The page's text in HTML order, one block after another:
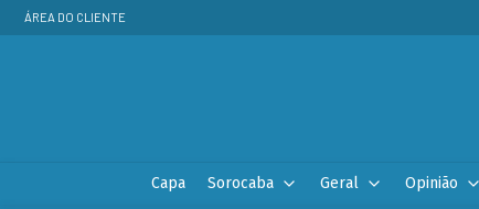
ÁREA DO CLIENTE
Capa Sorocaba Geral Opinião